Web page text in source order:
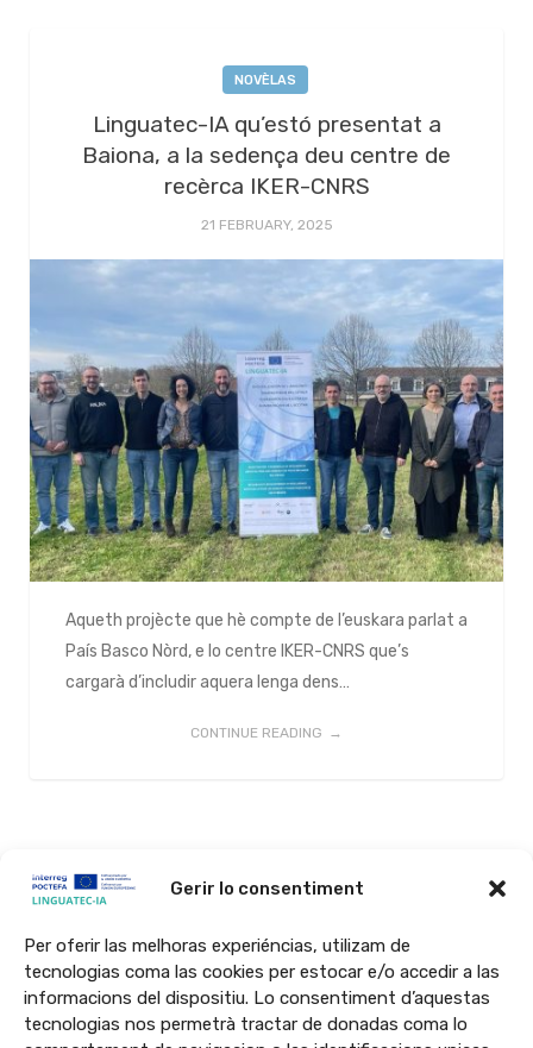
Gerir lo consentiment
Per oferir las melhoras experiéncias, utilizam de
tecnologias coma las cookies per estocar e/o accedir a las
informacions del dispositiu. Lo consentiment d’aquestas
tecnologias nos permetrà tractar de donadas coma lo
NOVÈLAS
Linguatec-IA qu’estó presentat a
Baiona, a la sedença deu centre de
recèrca IKER-CNRS
21 FEBRUARY, 2025
Aqueth projècte que hè compte de l’euskara parlat a
País Basco Nòrd, e lo centre IKER-CNRS que’s
cargarà d’includir aquera lenga dens…
CONTINUE READING
Lo projècte LINGUATEC-IA qu’ei finançat a 65% per l’Union Europèa peu
programa Interreg VI-A Espanha-França-Andòrra (POCTEFA 2021-